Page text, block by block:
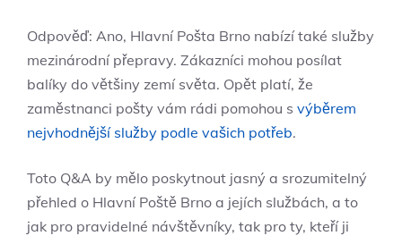
Odpověď: Ano, Hlavní Pošta Brno nabízí také služby
mezinárodní přepravy. Zákazníci mohou posílat
balíky do většiny zemí světa. Opět platí, že
zaměstnanci pošty vám rádi pomohou s výběrem
nejvhodnější služby podle vašich potřeb.
Toto Q&A by mělo poskytnout jasný a srozumitelný
přehled o Hlavní Poště Brno a jejích službách, a to
jak pro pravidelné návštěvníky, tak pro ty, kteří ji